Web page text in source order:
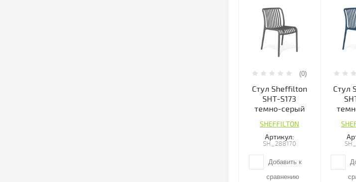
(0)
Стул Sheffilton
SHT-S173
темно-серый
SHEFFILTON
Артикул:
SH_288170
Добавить к
сравнению
Стул